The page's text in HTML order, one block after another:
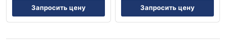
Запросить цену Запросить цену